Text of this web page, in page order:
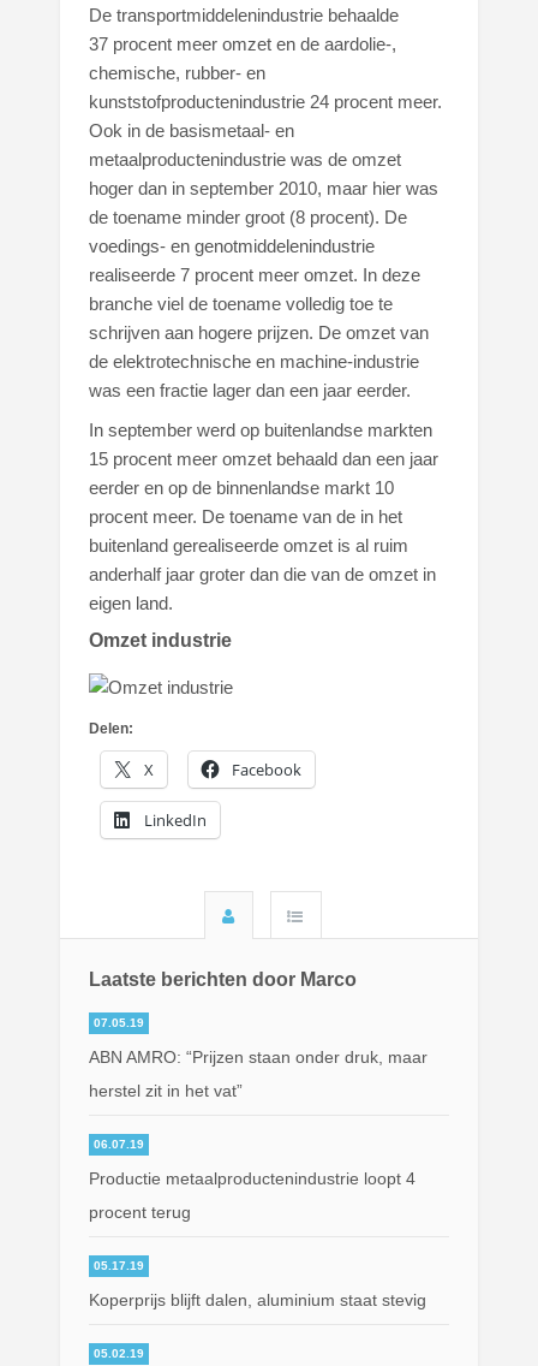
De transportmiddelenindustrie behaalde
37 procent meer omzet en de aardolie-,
chemische, rubber- en
kunststofproductenindustrie 24 procent meer.
Ook in de basismetaal- en
metaalproductenindustrie was de omzet
hoger dan in september 2010, maar hier was
de toename minder groot (8 procent). De
voedings- en genotmiddelenindustrie
realiseerde 7 procent meer omzet. In deze
branche viel de toename volledig toe te
schrijven aan hogere prijzen. De omzet van
de elektrotechnische en machine-industrie
was een fractie lager dan een jaar eerder.
In september werd op buitenlandse markten
15 procent meer omzet behaald dan een jaar
eerder en op de binnenlandse markt 10
procent meer. De toename van de in het
buitenland gerealiseerde omzet is al ruim
anderhalf jaar groter dan die van de omzet in
eigen land.
Omzet industrie
Delen:
X Facebook
LinkedIn
Laatste berichten door Marco
07.05.19
ABN AMRO: “Prijzen staan onder druk, maar
herstel zit in het vat”
06.07.19
Productie metaalproductenindustrie loopt 4
procent terug
05.17.19
Koperprijs blijft dalen, aluminium staat stevig
05.02.19